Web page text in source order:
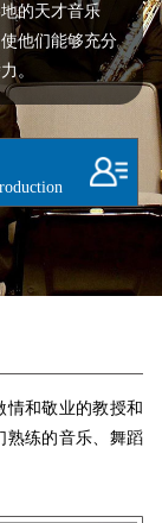
的天才音乐
他们能够充分
。
和敬业的教授和
熟练的音乐、舞蹈